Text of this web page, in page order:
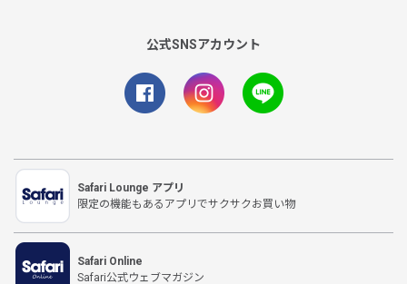
公式SNSアカウント
Safari Lounge アプリ
限定の機能もあるアプリでサクサクお買い物
Safari Online
Safari公式ウェブマガジン